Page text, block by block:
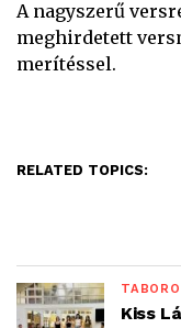
Anagyszerű
meghirdetett
merítéssel.
RELATED TOPICS:
Kiss